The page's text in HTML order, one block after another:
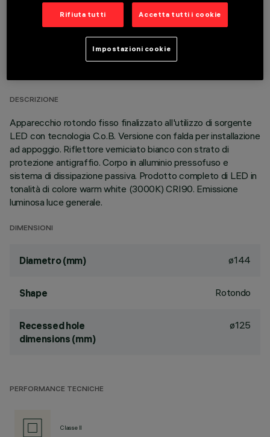
DATI TECNICI
DESCRIZIONE
Apparecchio rotondo fisso finalizzato all'utilizzo di sorgente
LED con tecnologia C.o.B. Versione con falda per installazione
ad appoggio. Riflettore verniciato bianco con strato di
protezione antigraffio. Corpo in alluminio pressofuso e
sistema di dissipazione passiva. Prodotto completo di LED in
tonalità di colore warm white (3000K) CRI90. Emissione
luminosa luce generale.
DIMENSIONI
Diametro (mm) ø144
Shape Rotondo
Recessed hole
dimensions (mm)
ø125
PERFORMANCE TECNICHE
Classe II
Rifiuta tutti Accetta tutti i cookie
Impostazioni cookie